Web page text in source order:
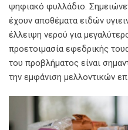
ψηφιακό φυλλάδιο.
έχουν αποθέματα ειδών
έλλειψη νερού για
προετοιμασία εφεδρικής
του προβλήματος είναι
την εμφάνιση μελλοντικών